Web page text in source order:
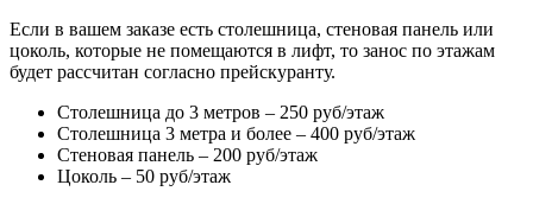
Если в вашем заказе есть столешница, стеновая панель или
цоколь, которые не помещаются в лифт, то занос по этажам
будет рассчитан согласно прейскуранту.
Столешница до 3 метров – 250 руб/этаж
Столешница 3 метра и более – 400 руб/этаж
Стеновая панель – 200 руб/этаж
Цоколь – 50 руб/этаж